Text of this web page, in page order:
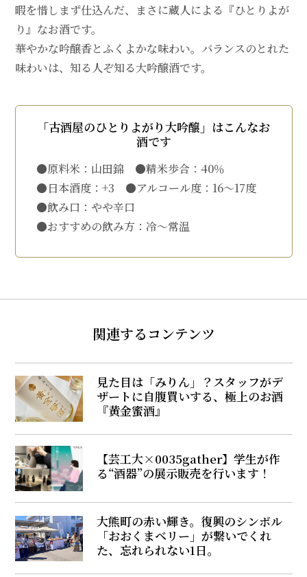
暇を惜しまず仕込んだ、まさに蔵人による『ひとりよが
り』なお酒です。
華やかな吟醸香とふくよかな味わい。バランスのとれた
味わいは、知る人ぞ知る大吟醸酒です。
「古酒屋のひとりよがり大吟醸」はこんなお
酒です
●原料米：山田錦 ●精米歩合：40％
●日本酒度：+3 ●アルコール度：16～17度
●飲み口：やや辛口
●おすすめの飲み方：冷～常温
関連するコンテンツ
見た目は「みりん」？スタッフがデ
ザートに自腹買いする、極上のお酒
『黄金蜜酒』
【芸工大×0035gather】学生が作
る“酒器”の展示販売を行います！
大熊町の赤い輝き。復興のシンボル
「おおくまベリー」が繋いでくれ
た、忘れられない1日。